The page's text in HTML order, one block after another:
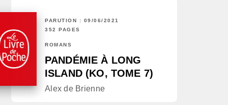
PARUTION : 09/06/2021
352 PAGES
ROMANS
PANDÉMIE À LONG
ISLAND (KO, TOME 7)
Alex de Brienne